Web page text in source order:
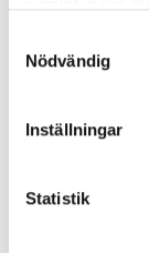
Nödvändig
Inställningar
Statistik